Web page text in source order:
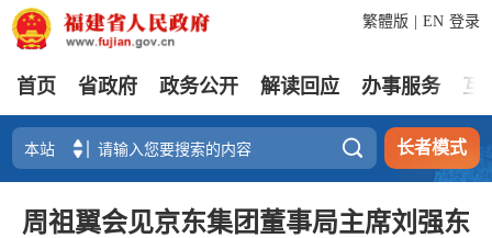
登录
繁體版 EN
首页 省政府 政务公开 解读回应 办事服务 互
 长者模式
周祖翼会见京东集团董事局主席刘强东